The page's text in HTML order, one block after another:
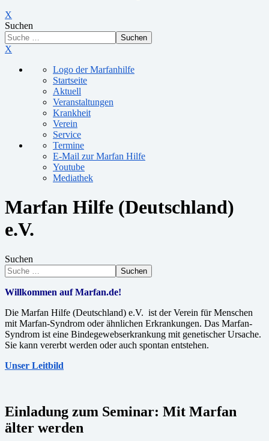
X
Suchen
Suchen
X
Logo der Marfanhilfe
Startseite
Aktuell
Veranstaltungen
Krankheit
Verein
Service
Termine
E-Mail zur Marfan Hilfe
Youtube
Mediathek
Marfan Hilfe (Deutschland)
e.V.
Suchen
Suchen
Willkommen auf Marfan.de!
Die Marfan Hilfe (Deutschland) e.V. ist der Verein für Menschen
mit Marfan-Syndrom oder ähnlichen Erkrankungen. Das Marfan-
Syndrom ist eine Bindegewebserkrankung mit genetischer Ursache.
Sie kann vererbt werden oder auch spontan entstehen.
Unser Leitbild
Einladung zum Seminar: Mit Marfan
älter werden